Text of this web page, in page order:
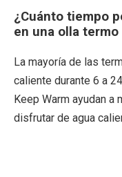
¿Cuánto tiempo
en una olla
La mayoría de las
caliente durante 6 a
Keep Warm ayudan a
disfrutar de agua